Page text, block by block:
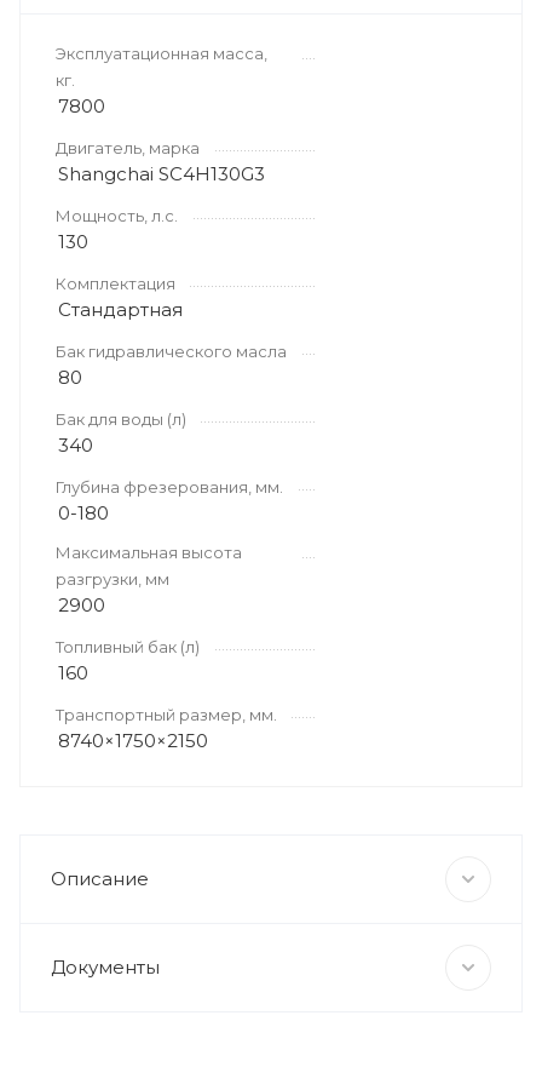
Эксплуатационная масса,
кг.
7800
Двигатель, марка
Shangchai SC4H130G3
Мощность, л.с.
130
Комплектация
Стандартная
Бак гидравлического масла
80
Бак для воды (л)
340
Глубина фрезерования, мм.
0-180
Максимальная высота
разгрузки, мм
2900
Топливный бак (л)
160
Транспортный размер, мм.
8740×1750×2150
Описание
Документы